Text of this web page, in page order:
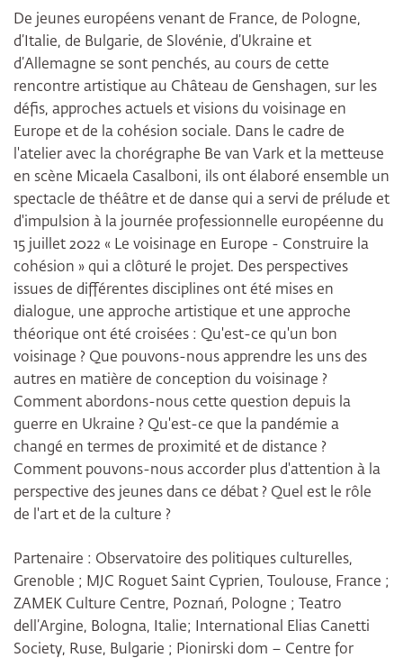
De jeunes européens venant de France, de Pologne,
d’Italie, de Bulgarie, de Slovénie, d’Ukraine et
d’Allemagne se sont penchés, au cours de cette
rencontre artistique au Château de Genshagen, sur les
défis, approches actuels et visions du voisinage en
Europe et de la cohésion sociale. Dans le cadre de
l'atelier avec la chorégraphe Be van Vark et la metteuse
en scène Micaela Casalboni, ils ont élaboré ensemble un
spectacle de théâtre et de danse qui a servi de prélude et
d'impulsion à la journée professionnelle européenne du
15 juillet 2022 « Le voisinage en Europe - Construire la
cohésion » qui a clôturé le projet. Des perspectives
issues de différentes disciplines ont été mises en
dialogue, une approche artistique et une approche
théorique ont été croisées : Qu'est-ce qu'un bon
voisinage ? Que pouvons-nous apprendre les uns des
autres en matière de conception du voisinage ?
Comment abordons-nous cette question depuis la
guerre en Ukraine ? Qu'est-ce que la pandémie a
changé en termes de proximité et de distance ?
Comment pouvons-nous accorder plus d'attention à la
perspective des jeunes dans ce débat ? Quel est le rôle
de l'art et de la culture ?
Partenaire : Observatoire des politiques culturelles,
Grenoble ; MJC Roguet Saint Cyprien, Toulouse, France ;
ZAMEK Culture Centre, Poznań, Pologne ; Teatro
dell’Argine, Bologna, Italie; International Elias Canetti
Society, Ruse, Bulgarie ; Pionirski dom – Centre for